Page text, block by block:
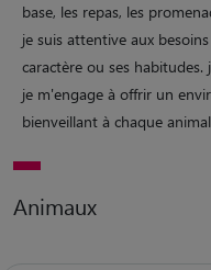
base, les repas, les
je suis attentive aux
caractère ou ses
je m'engage à offrir un
bienveillant à chaque
Animaux